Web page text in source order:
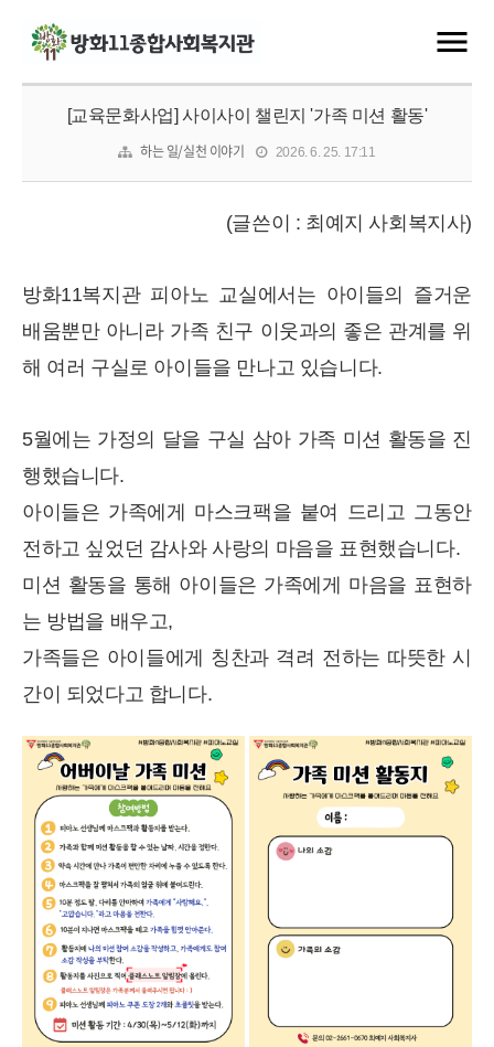
[교육문화사업] 사이사이 챌린지 '가족 미션 활동'
하는 일/실천 이야기 2026. 6. 25. 17:11
(글쓴이 : 최예지 사회복지사)
방화11복지관 피아노 교실에서는 아이들의 즐거운
배움뿐만 아니라 가족 친구 이웃과의 좋은 관계를 위
해 여러 구실로 아이들을 만나고 있습니다.
5월에는 가정의 달을 구실 삼아 가족 미션 활동을 진
행했습니다.
아이들은 가족에게 마스크팩을 붙여 드리고 그동안
전하고 싶었던 감사와 사랑의 마음을 표현했습니다.
미션 활동을 통해 아이들은 가족에게 마음을 표현하
는 방법을 배우고,
가족들은 아이들에게 칭찬과 격려 전하는 따뜻한 시
간이 되었다고 합니다.